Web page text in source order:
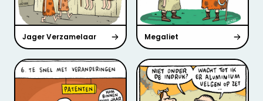
Jager Verzamelaar Megaliet